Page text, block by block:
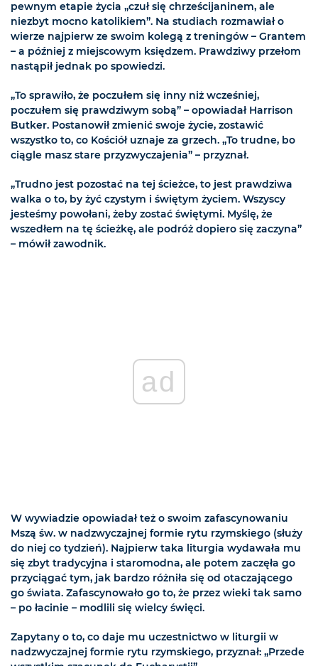
pewnym etapie życia „czuł się chrześcijaninem, ale
niezbyt mocno katolikiem”. Na studiach rozmawiał o
wierze najpierw ze swoim kolegą z treningów – Grantem
– a później z miejscowym księdzem. Prawdziwy przełom
nastąpił jednak po spowiedzi.
„To sprawiło, że poczułem się inny niż wcześniej,
poczułem się prawdziwym sobą” – opowiadał Harrison
Butker. Postanowił zmienić swoje życie, zostawić
wszystko to, co Kościół uznaje za grzech. „To trudne, bo
ciągle masz stare przyzwyczajenia” – przyznał.
„Trudno jest pozostać na tej ścieżce, to jest prawdziwa
walka o to, by żyć czystym i świętym życiem. Wszyscy
jesteśmy powołani, żeby zostać świętymi. Myślę, że
wszedłem na tę ścieżkę, ale podróż dopiero się zaczyna”
– mówił zawodnik.
ad
W wywiadzie opowiadał też o swoim zafascynowaniu
Mszą św. w nadzwyczajnej formie rytu rzymskiego (służy
do niej co tydzień). Najpierw taka liturgia wydawała mu
się zbyt tradycyjna i staromodna, ale potem zaczęła go
przyciągać tym, jak bardzo różniła się od otaczającego
go świata. Zafascynowało go to, że przez wieki tak samo
– po łacinie – modlili się wielcy święci.
Zapytany o to, co daje mu uczestnictwo w liturgii w
nadzwyczajnej formie rytu rzymskiego, przyznał: „Przede